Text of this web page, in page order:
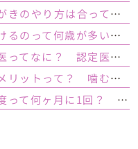
あなたの歯みがきのやり方は合っている？ 正しい歯みがき方法と間違った方法
大人の歯が抜けるのって何歳が多い？ 平均年齢と原因について
歯医者の認定医ってなに？ 認定医やインストラクターの資格を持つ歯医者のメリット
噛む力があるメリットって？ 噛む力が弱いとどうなるの？
歯科検診の頻度って何ヶ月に1回？ 定期検診って何するの？